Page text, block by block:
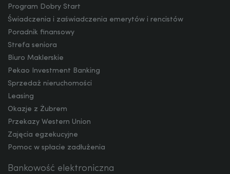
Program Dobry Start
Świadczenia i zaświadczenia emerytów i rencistów
Poradnik finansowy
Strefa seniora
Biuro Maklerskie
Pekao Investment Banking
Sprzedaż nieruchomości
Leasing
Okazje z Żubrem
Przekazy Western Union
Zajęcia egzekucyjne
Pomoc w spłacie zadłużenia
Bankowość elektroniczna